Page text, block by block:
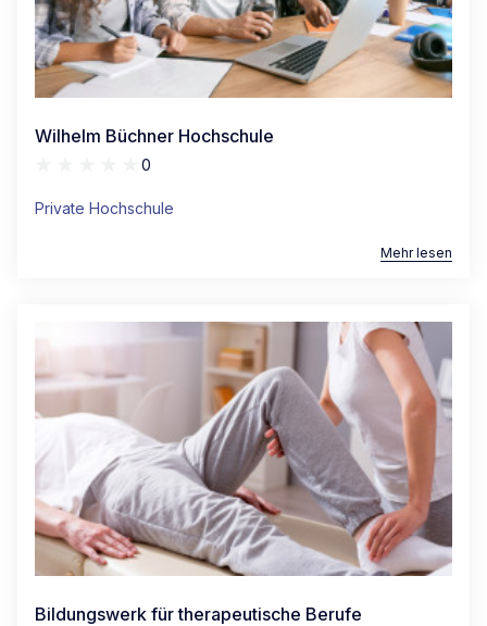
Wilhelm Büchner Hochschule
0
Private Hochschule
Mehr lesen
Bildungswerk für therapeutische Berufe